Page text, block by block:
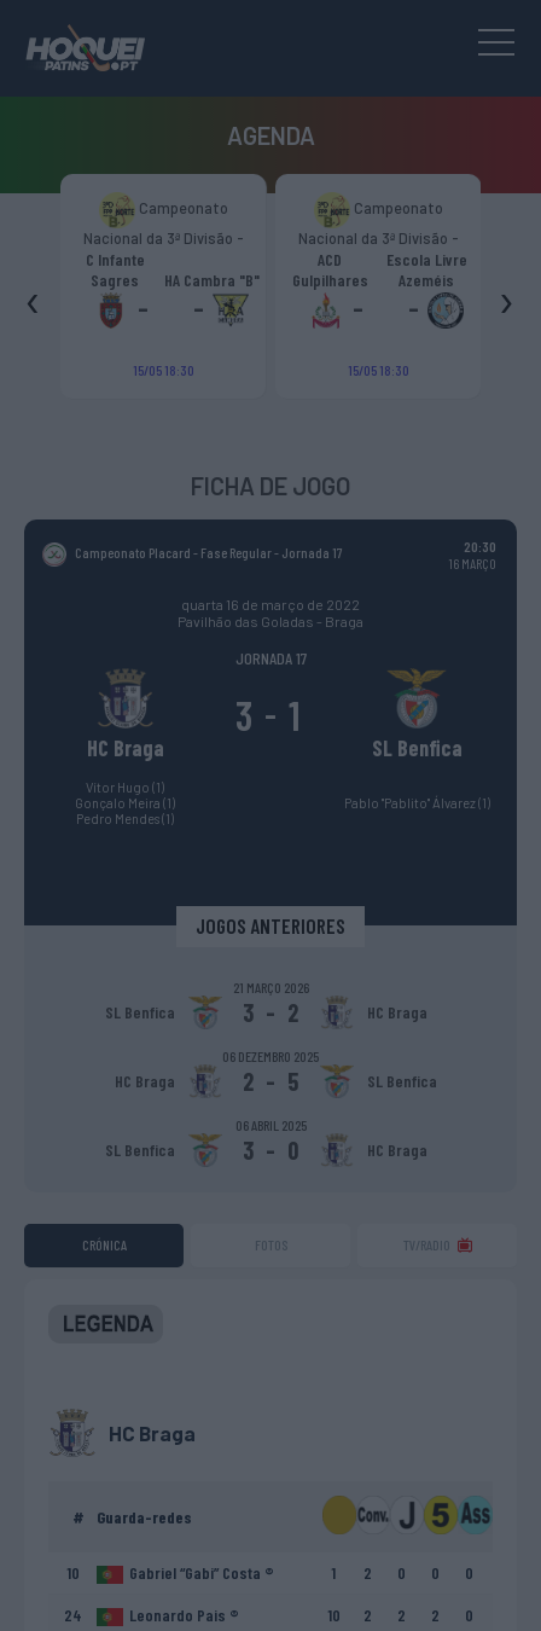
AGENDA
Campeonato
Nacional da 3ª Divisão -
Zona Norte “B”
C Infante
Sagres
-
HA Cambra "B"
15/05 18:30
Campeonato
Nacional da 3ª Divisão -
Zona Norte “B”
ACD
Gulpilhares
-
Escola Livre
Azeméis
15/05 18:30
‹ ›
FICHA DE JOGO
Campeonato Placard - Fase Regular- Jornada 17
20:30
16 MARÇO
quarta 16 de março de 2022
Pavilhão das Goladas - Braga
JORNADA 17
HC Braga
3 - 1
SL Benfica
Vítor Hugo (1)
Gonçalo Meira (1)
Pedro Mendes (1)
Pablo "Pablito" Álvarez (1)
JOGOS ANTERIORES
21 MARÇO 2026
SL Benfica 3 - 2 HC Braga
06 DEZEMBRO 2025
HC Braga 2 - 5 SL Benfica
06 ABRIL 2025
SL Benfica 3 - 0 HC Braga
CRÓNICA FOTOS TV/RADIO
HC Braga
# Guarda-redes
10 Gabriel “Gabi” Costa ® 1 2 0 0 0
24 Leonardo Pais ® 10 2 2 2 0